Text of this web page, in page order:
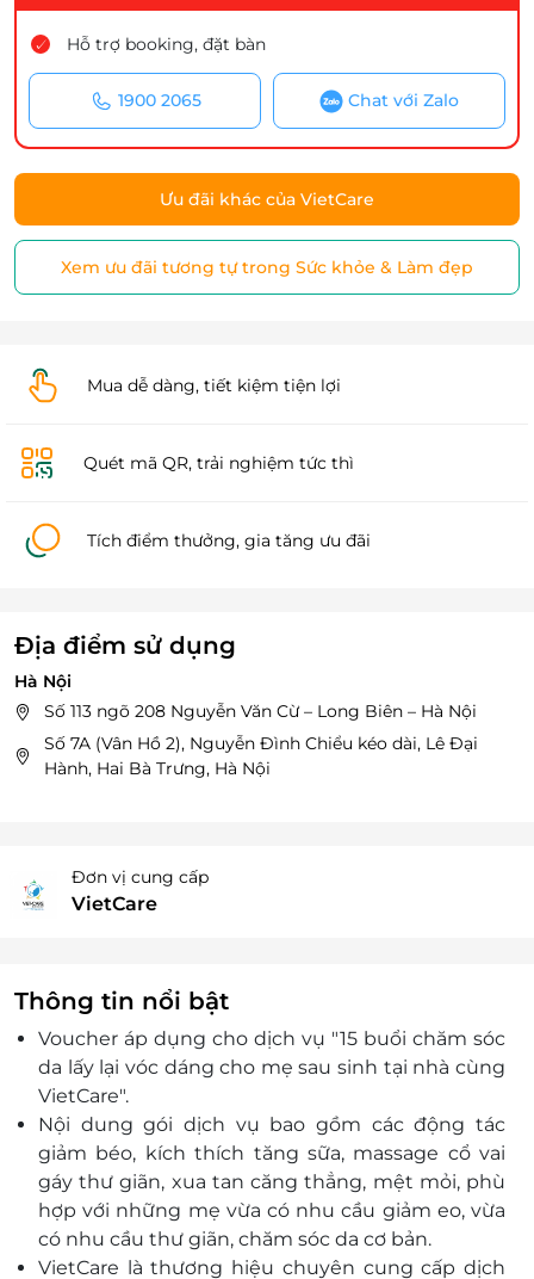
Hỗ trợ booking, đặt bàn
1900 2065 Chat với Zalo
Ưu đãi khác của VietCare
Xem ưu đãi tương tự trong Sức khỏe & Làm đẹp
Mua dễ dàng, tiết kiệm tiện lợi
Quét mã QR, trải nghiệm tức thì
Tích điểm thưởng, gia tăng ưu đãi
Địa điểm sử dụng
Hà Nội
Số 113 ngõ 208 Nguyễn Văn Cừ – Long Biên – Hà Nội
Số 7A (Vân Hồ 2), Nguyễn Đình Chiểu kéo dài, Lê Đại
Hành, Hai Bà Trưng, Hà Nội
Đơn vị cung cấp
VietCare
Thông tin nổi bật
Voucher áp dụng cho dịch vụ "15 buổi chăm sóc
da lấy lại vóc dáng cho mẹ sau sinh tại nhà cùng
VietCare".
Nội dung gói dịch vụ bao gồm các động tác
giảm béo, kích thích tăng sữa, massage cổ vai
gáy thư giãn, xua tan căng thẳng, mệt mỏi, phù
hợp với những mẹ vừa có nhu cầu giảm eo, vừa
có nhu cầu thư giãn, chăm sóc da cơ bản.
VietCare là thương hiệu chuyên cung cấp dịch